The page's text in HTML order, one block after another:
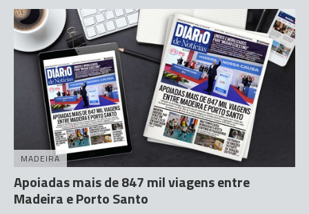
MADEIRA
Apoiadas mais de 847 mil viagens entre
Madeira e Porto Santo